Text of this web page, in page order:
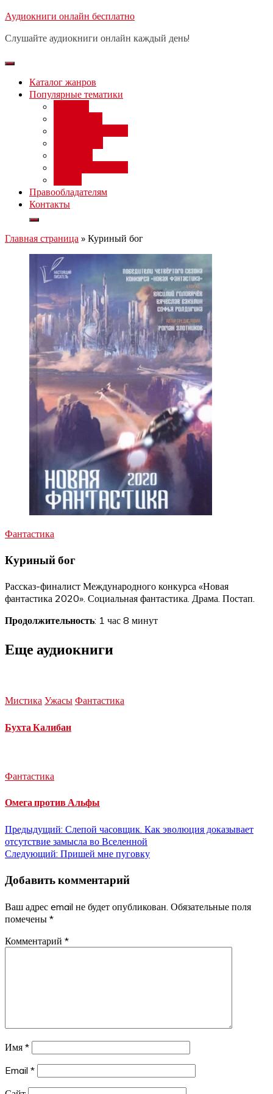
Перейти
содержимому
Аудиокниги онлайн бесплатно
Слушайте аудиокниги онлайн каждый день!
Каталог жанров
Популярные тематики
Правообладателям
Контакты
Главная страница » Куриный бог
Фантастика
Куриный бог
Рассказ-финалист Международного конкурса «Новая
фантастика 2020». Социальная фантастика. Драма. Постап.
Продолжительность: 1 час 8 минут
Еще аудиокниги
Мистика Ужасы Фантастика
Бухта Калибан
Фантастика
Омега против Альфы
Навигация
по
записям
Предыдущий: Слепой часовщик. Как эволюция доказывает
отсутствие замысла во Вселенной
Следующий: Пришей мне пуговку
Добавить комментарий
Ваш адрес email не будет опубликован. Обязательные поля
помечены *
Комментарий *
Имя *
Email *
Бесплатный вебинар: заработок
день